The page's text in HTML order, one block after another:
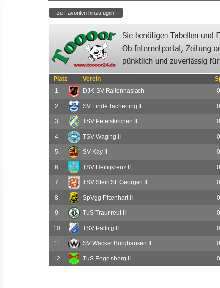
Platz Verein
1.
DJK-SV Raitenhaslach 0
2. SV Linde Tacherting II 0
3. TSV Peterskirchen II 0
4. TSV Waging II 0
5. SV Kay II 0
6. TSV Heiligkreuz II 0
7. TSV Stein St. Georgen II 0
8. SpVgg Pittenhart II 0
9. TuS Traunreut II 0
10. TSV Palling II 0
11. SV Wacker Burghausen II 0
12. TuS Engelsberg II 0